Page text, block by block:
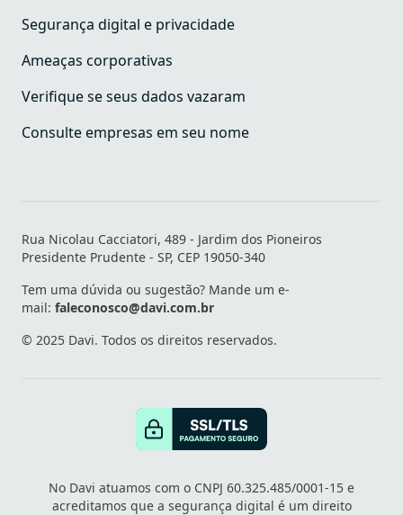
Segurança digital e privacidade
Ameaças corporativas
Verifique se seus dados vazaram
Consulte empresas em seu nome
Rua Nicolau Cacciatori, 489 - Jardim dos Pioneiros
Presidente Prudente - SP, CEP 19050-340
Tem uma dúvida ou sugestão? Mande um e-
mail: faleconosco@davi.com.br
© 2025 Davi. Todos os direitos reservados.
No Davi atuamos com o CNPJ 60.325.485/0001-15 e
acreditamos que a segurança digital é um direito